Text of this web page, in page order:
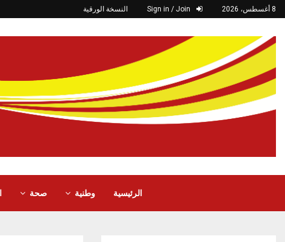
8 أغسطس، 2026 النسخة الورقية
الرئيسية وطنية صحة